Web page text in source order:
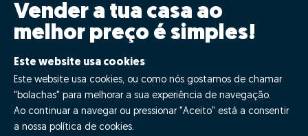
Vender a tua casa ao
melhor preço é simples!
Clica GO!
Quero fazer GO!
Este website usa cookies
Este website usa cookies, ou como nós gostamos de chamar
"bolachas" para melhorar a sua experiência de navegação.
Ao continuar a navegar ou pressionar "Aceito" está a consentir
a nossa política de cookies.